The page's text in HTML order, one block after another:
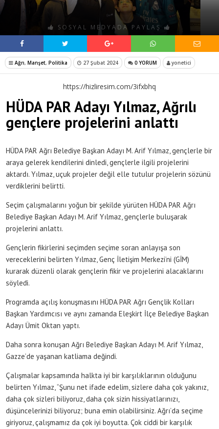
SOSYAL MEDYADA PAYLAŞ
Ağrı, Manşet, Politika 27 Şubat 2024 0 YORUM yonetici
https://hizliresim.com/3ifxbhq
HÜDA PAR Adayı Yılmaz, Ağrılı
gençlere projelerini anlattı
HÜDA PAR Ağrı Belediye Başkan Adayı M. Arif Yılmaz, gençlerle bir
araya gelerek kendilerini dinledi, gençlerle ilgili projelerini
aktardı. Yılmaz, uçuk projeler değil elle tutulur projelerin sözünü
verdiklerini belirtti.
Seçim çalışmalarını yoğun bir şekilde yürüten HÜDA PAR Ağrı
Belediye Başkan Adayı M. Arif Yılmaz, gençlerle buluşarak
projelerini anlattı.
Gençlerin fikirlerini seçimden seçime soran anlayışa son
vereceklerini belirten Yılmaz, Genç İletişim Merkezi’ni (GİM)
kurarak düzenli olarak gençlerin fikir ve projelerini alacaklarını
söyledi.
Programda açılış konuşmasını HÜDA PAR Ağrı Gençlik Kolları
Başkan Yardımcısı ve aynı zamanda Eleşkirt İlçe Belediye Başkan
Adayı Ümit Oktan yaptı.
Daha sonra konuşan Ağrı Belediye Başkan Adayı M. Arif Yılmaz,
Gazze’de yaşanan katliama değindi.
Çalışmalar kapsamında halkta iyi bir karşılıklarının olduğunu
belirten Yılmaz, “Şunu net ifade edelim, sizlere daha çok yakınız,
daha çok sizleri biliyoruz, daha çok sizin hissiyatlarınızı,
düşüncelerinizi biliyoruz; buna emin olabilirsiniz. Ağrı’da seçime
giriyoruz, çalışmamız da çok iyi boyutta. Çok ciddi bir karşılık